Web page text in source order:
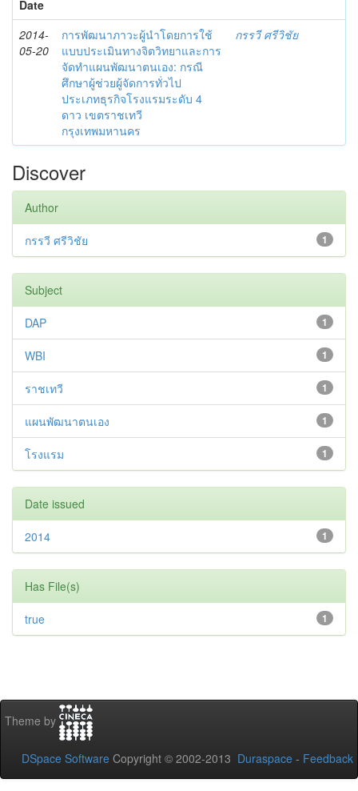
Date
2014-
05-20
การพัฒนาภาวะผู้นำโดยการใช้
แบบประเมินทางจิตวิทยาและการ
จัดทำแผนพัฒนาตนเอง: กรณี
ศึกษาผู้ช่วยผู้จัดการทั่วไป
ประเภทธุรกิจโรงแรมระดับ 4
ดาว เขตราชเทวี
กรุงเทพมหานคร
กรรวี ศรีวิชัย
Discover
Author
1
กรรวี ศรีวิชัย
Subject
1
DAP
1
WBI
1
ราชเทวี
1
แผนพัฒนาตนเอง
1
โรงแรม
Date issued
1
2014
Has File(s)
1
true
Theme by
DSpace Software Copyright © 2002-2013 Duraspace - Feedback